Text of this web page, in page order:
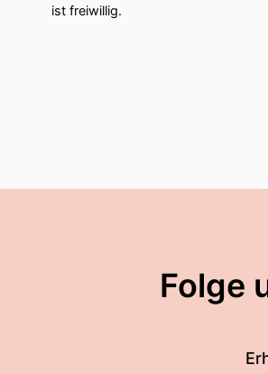
ist freiwillig.
Folge